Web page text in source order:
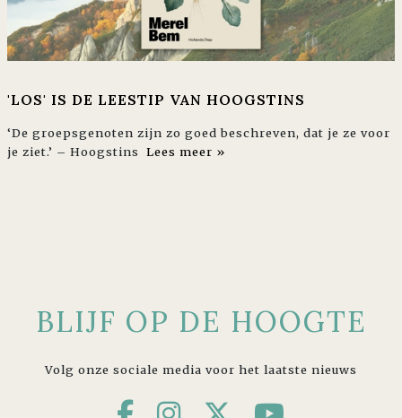
'LOS' IS DE LEESTIP VAN HOOGSTINS
‘De groepsgenoten zijn zo goed beschreven, dat je ze voor
je ziet.’ – Hoogstins Lees meer »
BLIJF OP DE HOOGTE
Volg onze sociale media voor het laatste nieuws